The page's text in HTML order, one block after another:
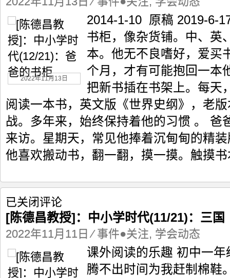
学
时
代
(12/21)：
爸
的
书
柜
2022年11月13日
2014-1-10 原稿 2019-6-
书柜，像杂货铺。中、英
本。他无不良嗜好，爱买
个月，才有可能抱回一本
把新书插在书架上。每天
阅读一本书，英文版《世界史纲》，老
战。多年来，始终保持着他的习惯 。 爸
来访。星期天，常见他捧着沉甸甸的精
他喜欢搬动书，翻一翻，摸一摸。触摸
[陈
德
教
学
已关闭评论
[陈德昌教授]：中小学时代(11/21)：三国
2022年11月11日 ⁄事件●关注, 学会动态
课外阅读的乐趣 初中一
腾不出时间为我赶制棉鞋